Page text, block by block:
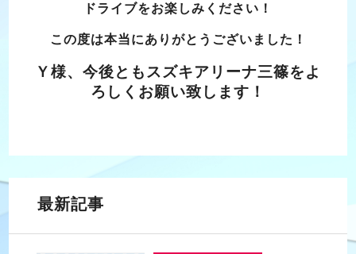
ドライブをお楽しみください！
この度は本当にありがとうございました！
Ｙ様、今後ともスズキアリーナ三篠をよ
ろしくお願い致します！
最新記事